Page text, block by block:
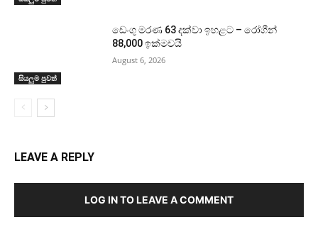
සියලුම පුවත්
ඩෙංගු මරණ 63 දක්වා ඉහළට – රෝගීන්
88,000 ඉක්මවයි
August 6, 2026
LEAVE A REPLY
LOG IN TO LEAVE A COMMENT